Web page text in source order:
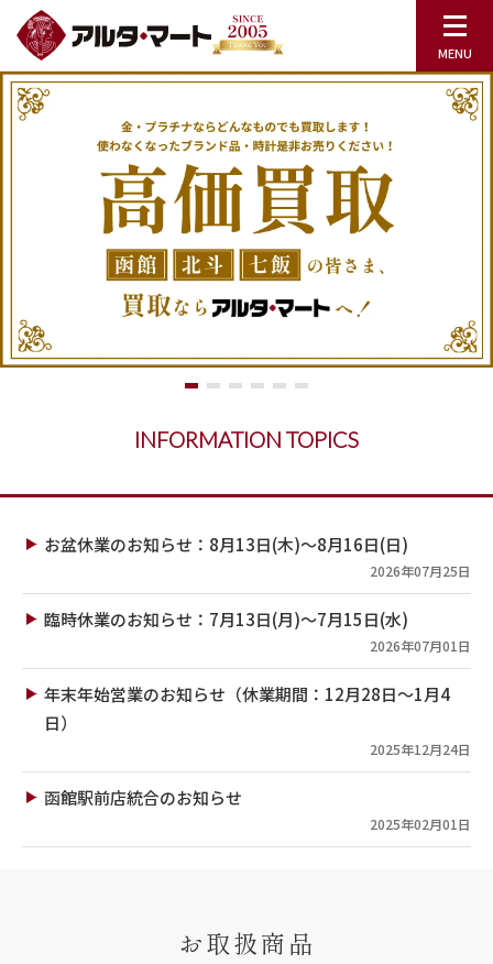
INFORMATION TOPICS
お盆休業のお知らせ：8月13日(木)～8月16日(日)
2026年07月25日
臨時休業のお知らせ：7月13日(月)～7月15日(水)
2026年07月01日
年末年始営業のお知らせ（休業期間：12月28日～1月4
日）
2025年12月24日
函館駅前店統合のお知らせ
2025年02月01日
お取扱商品